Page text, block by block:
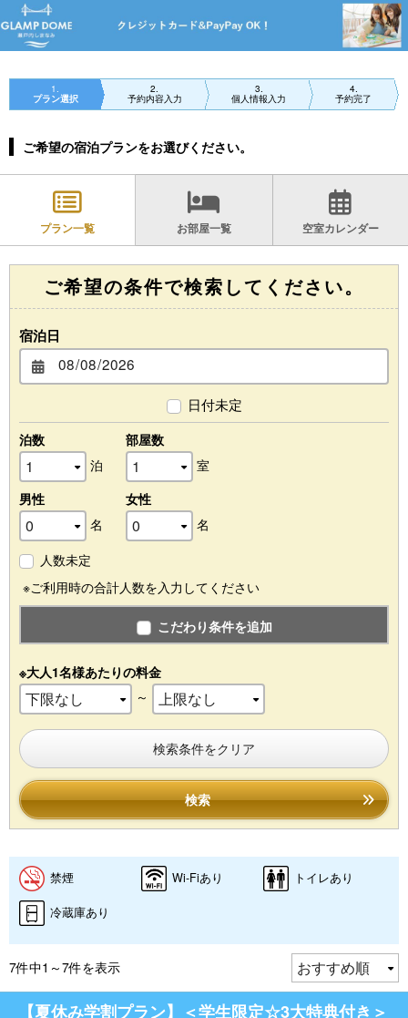
1
プラン選択
2
予約内容入力
3
個人情報入力
4
予約完了
ご希望の宿泊プランをお選びください。
プラン一覧 お部屋一覧 空室カレンダー
ご希望の条件で検索してください。
宿泊日
日付未定
泊数
泊
部屋数
室
男性
名
女性
名
人数未定
※ご利用時の合計人数を入力してください
こだわり条件を追加
※大人1名様あたりの料金
～
検索条件をクリア
検索
禁煙 Wi-Fiあり トイレあり
冷蔵庫あり
7件中1～7件を表示
【夏休み学割プラン】＜学生限定☆3大特典付き＞